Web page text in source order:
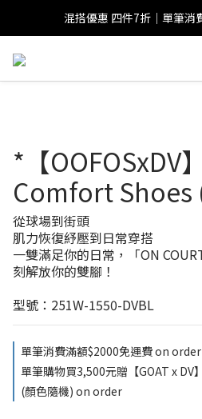
混搭優惠 四件7折｜單筆消
*【OOFOSxDV
Comfort Shoes
從球場到街頭
肌力恢復紓壓到日常穿搭
一雙滿足你的日常，「ON
刻解放你的雙腳！
型號：251W-1550-DVBL
單筆消費滿額$2000免運費 on order
單筆購物買3,500元贈【GOAT x DV
(顏色隨機) on order